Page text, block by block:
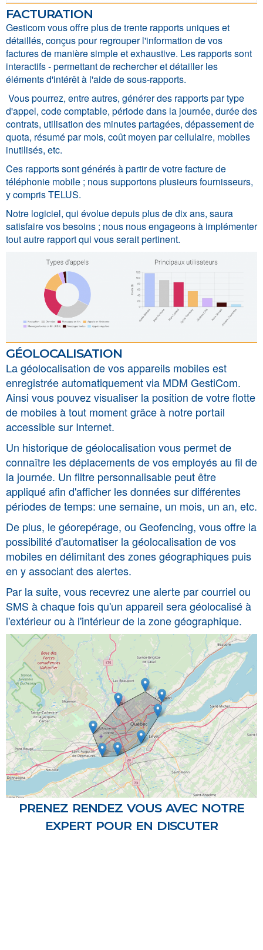
facturation
Gesticom vous offre plus de trente rapports uniques et
détaillés, conçus pour regrouper l'information de vos
factures de manière simple et exhaustive. Les rapports sont
interactifs - permettant de rechercher et détailler les
éléments d'intérêt à l'aide de sous-rapports.
Vous pourrez, entre autres, générer des rapports par type
d'appel, code comptable, période dans la journée, durée des
contrats, utilisation des minutes partagées, dépassement de
quota, résumé par mois, coût moyen par cellulaire, mobiles
inutilisés, etc.
Ces rapports sont générés à partir de votre facture de
téléphonie mobile ; nous supportons plusieurs fournisseurs,
y compris TELUS.
Notre logiciel, qui évolue depuis plus de dix ans, saura
satisfaire vos besoins ; nous nous engageons à implémenter
tout autre rapport qui vous serait pertinent.
géolocalisation
La géolocalisation de vos appareils mobiles est
enregistrée automatiquement via MDM GestiCom.
Ainsi vous pouvez visualiser la position de votre flotte
de mobiles à tout moment grâce à notre portail
accessible sur Internet.
Un historique de géolocalisation vous permet de
connaître les déplacements de vos employés au fil de
la journée. Un filtre personnalisable peut être
appliqué afin d'afficher les données sur différentes
périodes de temps: une semaine, un mois, un an, etc.
De plus, le géorepérage, ou Geofencing, vous offre la
possibilité d'automatiser la géolocalisation de vos
mobiles en délimitant des zones géographiques puis
en y associant des alertes.
Par la suite, vous recevrez une alerte par courriel ou
SMS à chaque fois qu'un appareil sera géolocalisé à
l'extérieur ou à l'intérieur de la zone géographique.
prenez rendez vous avec notre
expert pour en discuter